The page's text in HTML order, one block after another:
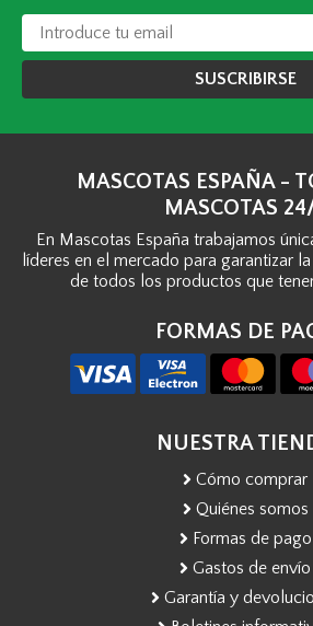
SUSCRIBIRSE
MASCOTAS ESPAÑA -
MASCOTAS
En Mascotas España trabajamos
líderes en el mercado para garantizar
de todos los productos que
FORMAS DE
NUESTRA
Cómo comprar
Quiénes somos
Formas de pago
Gastos de envío
Garantía y